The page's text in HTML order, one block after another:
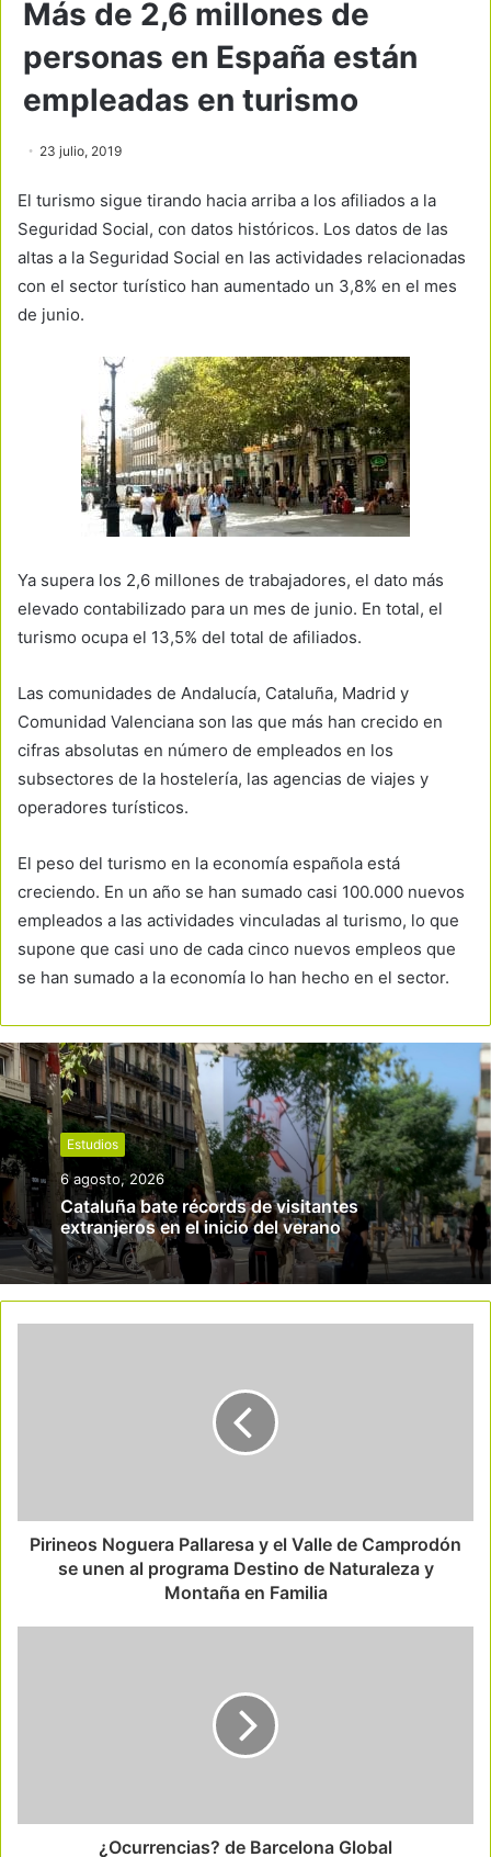
Más de 2,6 millones de
personas en España están
empleadas en turismo
23 julio, 2019
El turismo sigue tirando hacia arriba a los afiliados a la
Seguridad Social, con datos históricos. Los datos de las
altas a la Seguridad Social en las actividades relacionadas
con el sector turístico han aumentado un 3,8% en el mes
de junio.
Ya supera los 2,6 millones de trabajadores, el dato más
elevado contabilizado para un mes de junio. En total, el
turismo ocupa el 13,5% del total de afiliados.
Las comunidades de Andalucía, Cataluña, Madrid y
Comunidad Valenciana son las que más han crecido en
cifras absolutas en número de empleados en los
subsectores de la hostelería, las agencias de viajes y
operadores turísticos.
El peso del turismo en la economía española está
creciendo. En un año se han sumado casi 100.000 nuevos
empleados a las actividades vinculadas al turismo, lo que
supone que casi uno de cada cinco nuevos empleos que
se han sumado a la economía lo han hecho en el sector.
Estudios
6 agosto, 2026
Cataluña bate récords de visitantes
extranjeros en el inicio del verano
Pirineos Noguera Pallaresa y el Valle de Camprodón
se unen al programa Destino de Naturaleza y
Montaña en Familia
¿Ocurrencias? de Barcelona Global